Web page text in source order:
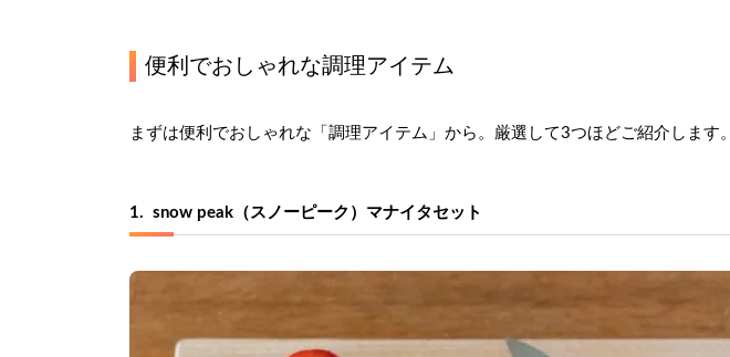
便利でおしゃれな調理アイテム
まずは便利でおしゃれな「調理アイテム」から。厳選して3つほどご紹介します。
1.  snow peak（スノーピーク）マナイタセット